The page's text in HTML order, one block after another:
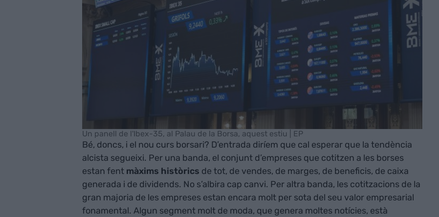
Un panell de l'Ibex-35, al Palau de la Borsa, aquest estiu | EP
Bé, doncs, i el nou curs borsari? D’entrada diríem que cal esperar que la tendència
alcista segueixi. Per una banda, el conjunt d’empreses que cotitzen a les borses
estan fent màxims històrics de tot, de vendes, de marges, de beneficis, de caixa
generada i de dividends. No s’albira cap canvi. Per altra banda, les cotitzacions de la
gran majoria de les empreses estan encara molt per sota del seu valor empresarial
fonamental. Algun segment molt de moda, que genera moltes notícies, està